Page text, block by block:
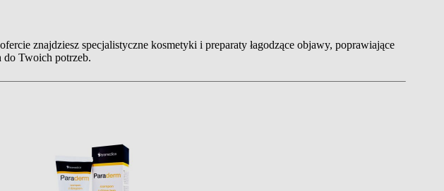
znajdziesz specjalistyczne kosmetyki i preparaty łagodzące objawy, poprawiające
do Twoich potrzeb.